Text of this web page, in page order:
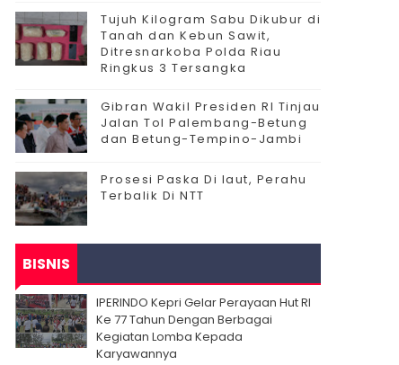
Tujuh Kilogram Sabu Dikubur di
Tanah dan Kebun Sawit,
Ditresnarkoba Polda Riau
Ringkus 3 Tersangka
Gibran Wakil Presiden RI Tinjau
Jalan Tol Palembang-Betung
dan Betung-Tempino-Jambi
Prosesi Paska Di laut, Perahu
Terbalik Di NTT
BISNIS
IPERINDO Kepri Gelar Perayaan Hut RI
Ke 77 Tahun Dengan Berbagai
Kegiatan Lomba Kepada
Karyawannya